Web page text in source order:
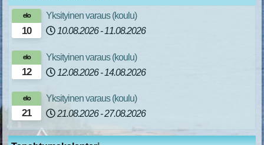
10
elo
Yksityinen varaus (koulu)
10.08.2026 - 11.08.2026
12
elo
Yksityinen varaus (koulu)
12.08.2026 - 14.08.2026
21
elo
Yksityinen varaus (koulu)
21.08.2026 - 27.08.2026